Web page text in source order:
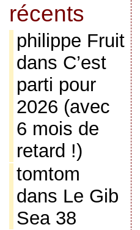
récents
philippe Fruit
dans C’est
parti pour
2026 (avec
6 mois de
retard !)
tomtom
dans Le Gib
Sea 38